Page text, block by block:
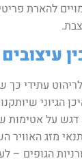
להארת
עתידי
הגיוני
על אטימות
מזג האוויר
הגופים